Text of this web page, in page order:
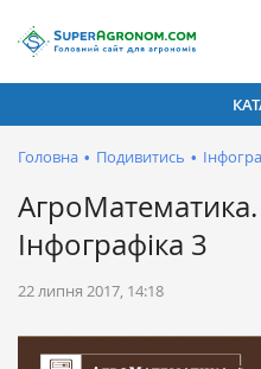
Головна • Подивитись •
Інфографіка 3
22 липня 2017, 14:18